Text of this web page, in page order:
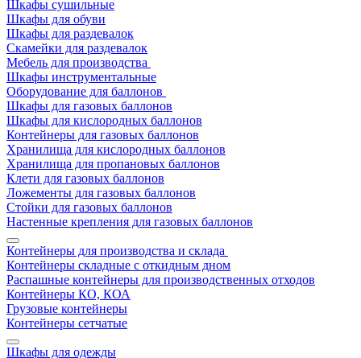
Шкафы сушильные
Шкафы для обуви
Шкафы для раздевалок
Скамейки для раздевалок
Мебель для производства
Шкафы инструментальные
Оборудование для баллонов
Шкафы для газовых баллонов
Шкафы для кислородных баллонов
Контейнеры для газовых баллонов
Хранилища для кислородных баллонов
Хранилища для пропановых баллонов
Клети для газовых баллонов
Ложементы для газовых баллонов
Стойки для газовых баллонов
Настенные крепления для газовых баллонов
Контейнеры для производства и склада
Контейнеры складные с откидным дном
Распашные контейнеры для производственных отходов
Контейнеры КО, КОА
Грузовые контейнеры
Контейнеры сетчатые
Шкафы для одежды